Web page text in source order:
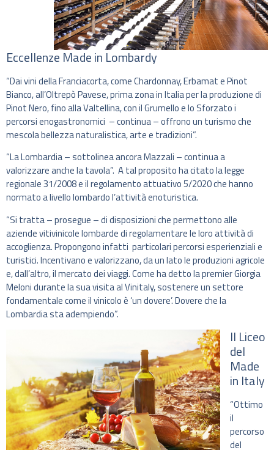
Eccellenze Made in Lombardy
“Dai vini della Franciacorta, come Chardonnay, Erbamat e Pinot
Bianco, all’Oltrepò Pavese, prima zona in Italia per la produzione di
Pinot Nero, fino alla Valtellina, con il Grumello e lo Sforzato i
percorsi enogastronomici – continua – offrono un turismo che
mescola bellezza naturalistica, arte e tradizioni”.
“La Lombardia – sottolinea ancora Mazzali – continua a
valorizzare anche la tavola”. A tal proposito ha citato la legge
regionale 31/2008 e il regolamento attuativo 5/2020 che hanno
normato a livello lombardo l’attività enoturistica.
“Si tratta – prosegue – di disposizioni che permettono alle
aziende vitivinicole lombarde di regolamentare le loro attività di
accoglienza. Propongono infatti particolari percorsi esperienziali e
turistici. Incentivano e valorizzano, da un lato le produzioni agricole
e, dall’altro, il mercato dei viaggi. Come ha detto la premier Giorgia
Meloni durante la sua visita al Vinitaly, sostenere un settore
fondamentale come il vinicolo è ‘un dovere’. Dovere che la
Lombardia sta adempiendo”.
Il Liceo
del
Made
in Italy
“Ottimo
il
percorso
del